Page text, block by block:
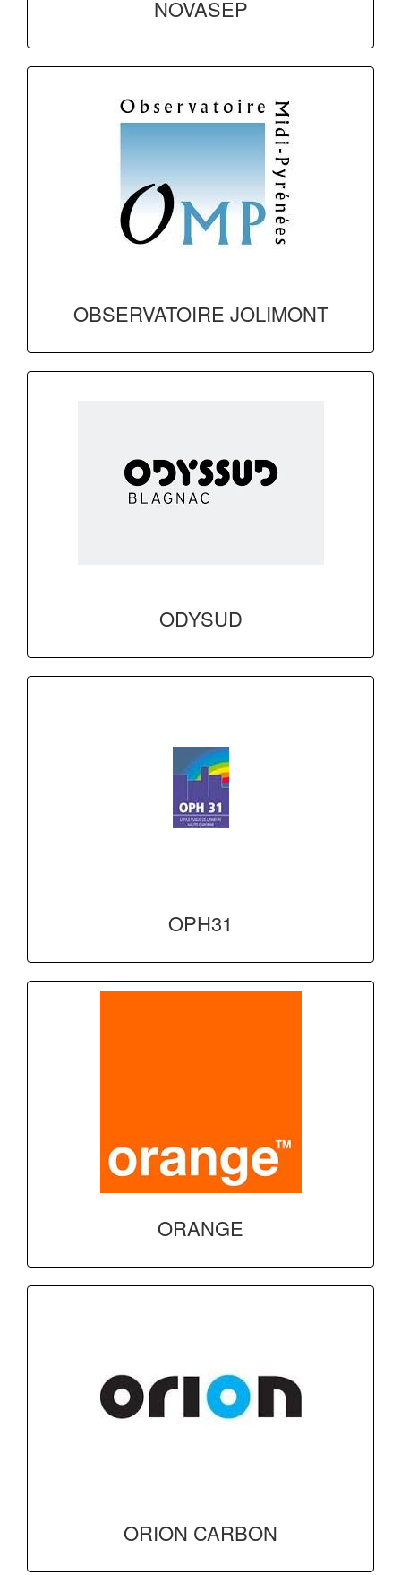
NOVASEP
OBSERVATOIRE JOLIMONT
ODYSUD
OPH31
ORANGE
ORION CARBON